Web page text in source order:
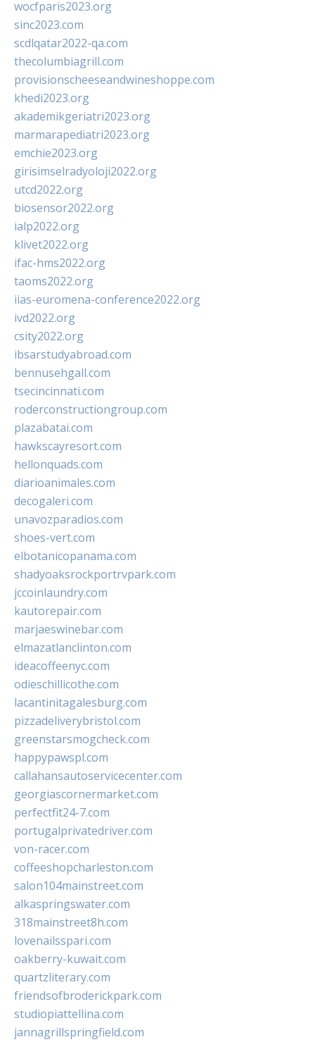
wocfparis2023.org
sinc2023.com
scdlqatar2022-qa.com
thecolumbiagrill.com
provisionscheeseandwineshoppe.com
khedi2023.org
akademikgeriatri2023.org
marmarapediatri2023.org
emchie2023.org
girisimselradyoloji2022.org
utcd2022.org
biosensor2022.org
ialp2022.org
klivet2022.org
ifac-hms2022.org
taoms2022.org
iias-euromena-conference2022.org
ivd2022.org
csity2022.org
ibsarstudyabroad.com
bennusehgall.com
tsecincinnati.com
roderconstructiongroup.com
plazabatai.com
hawkscayresort.com
hellonquads.com
diarioanimales.com
decogaleri.com
unavozparadios.com
shoes-vert.com
elbotanicopanama.com
shadyoaksrockportrvpark.com
jccoinlaundry.com
kautorepair.com
marjaeswinebar.com
elmazatlanclinton.com
ideacoffeenyc.com
odieschillicothe.com
lacantinitagalesburg.com
pizzadeliverybristol.com
greenstarsmogcheck.com
happypawspl.com
callahansautoservicecenter.com
georgiascornermarket.com
perfectfit24-7.com
portugalprivatedriver.com
von-racer.com
coffeeshopcharleston.com
salon104mainstreet.com
alkaspringswater.com
318mainstreet8h.com
lovenailsspari.com
oakberry-kuwait.com
quartzliterary.com
friendsofbroderickpark.com
studiopiattellina.com
jannagrillspringfield.com